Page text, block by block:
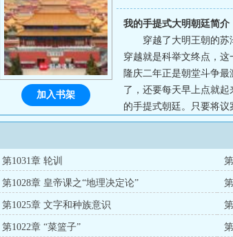
我的手提式大明朝廷简介
穿越了大明王朝的苏
穿越就是科举文终点，
隆庆二年正是朝堂斗争
了，还要每天早上点就
的手提式朝廷。只要将
朝不趋、赞拜不名、剑
早朝开始吧，天天五点
加入书架
第1031章 轮训
第1028章 皇帝课之“地理决定论”
第1025章 文字和种族意识
第1022章 “菜篮子”